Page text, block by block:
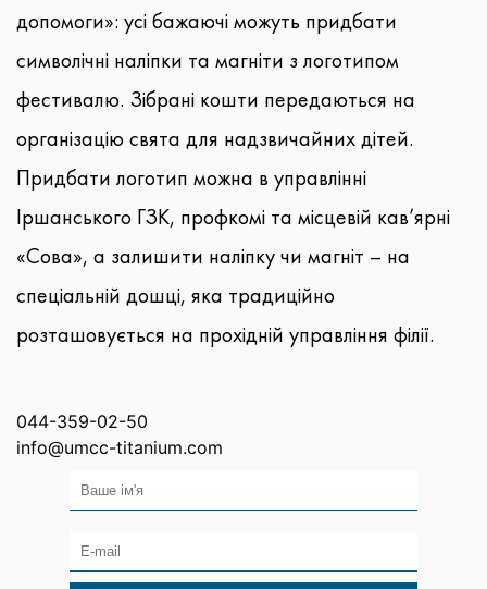
допомоги»: усі бажаючі можуть придбати
символічні наліпки та магніти з логотипом
фестивалю. Зібрані кошти передаються на
організацію свята для надзвичайних дітей.
Придбати логотип можна в управлінні
Іршанського ГЗК, профкомі та місцевій кав’ярні
«Сова», а залишити наліпку чи магніт – на
спеціальній дошці, яка традиційно
розташовується на прохідній управління філії.
044-359-02-50
info@umcc-titanium.com